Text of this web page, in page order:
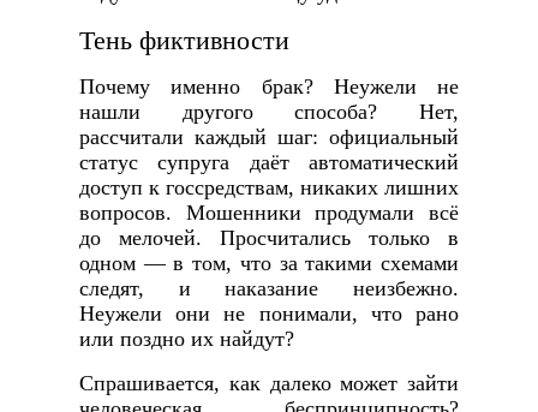
Тень фиктивности
Почему именно брак? Неужели не
нашли другого способа? Нет,
рассчитали каждый шаг: официальный
статус супруга даёт автоматический
доступ к госсредствам, никаких лишних
вопросов. Мошенники продумали всё
до мелочей. Просчитались только в
одном — в том, что за такими схемами
следят, и наказание неизбежно.
Неужели они не понимали, что рано
или поздно их найдут?
Спрашивается, как далеко может зайти